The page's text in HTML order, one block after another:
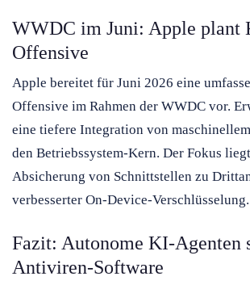
WWDC im Juni: Apple plant
Offensive
Apple bereitet für Juni 2026 eine
Offensive im Rahmen der WWDC vor.
eine tiefere Integration von
den Betriebssystem-Kern. Der Fokus
Absicherung von Schnittstellen zu
verbesserter On-Device-Verschlüsselung.
Fazit: Autonome KI-Agenten
Antiviren-Software